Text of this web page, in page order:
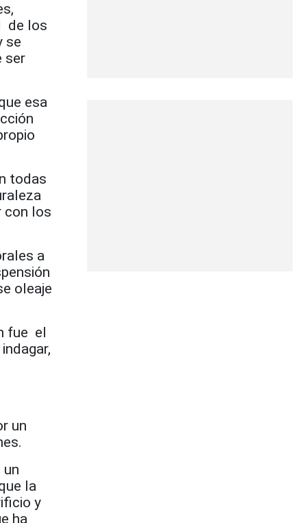
de los
se
ser
esa
todas
con los
a
oleaje
fue el
un
la
y
ha